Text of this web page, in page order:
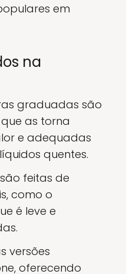
em
na
graduadas são
as torna
e adequadas
quentes.
feitas de
como o
é leve e
versões
oferecendo